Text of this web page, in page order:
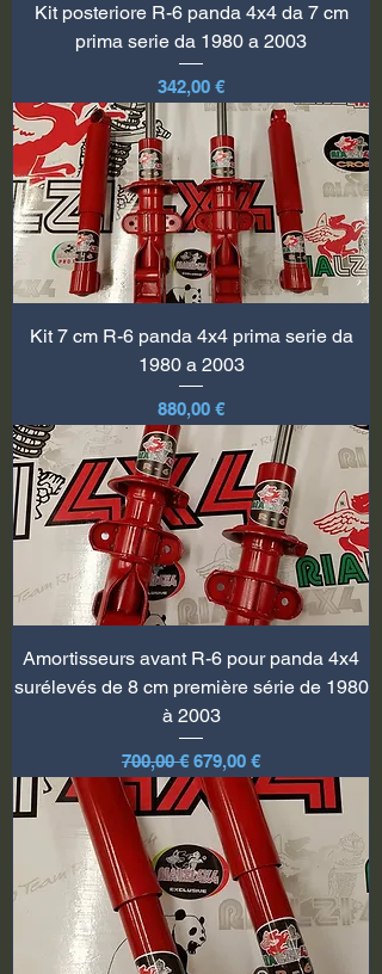
Kit posteriore R-6 panda 4x4 da 7 cm
prima serie da 1980 a 2003
Prix
342,00 €
Kit 7 cm R-6 panda 4x4 prima serie da
1980 a 2003
Prix
880,00 €
Amortisseurs avant R-6 pour panda 4x4
surélevés de 8 cm première série de 1980
à 2003
Prix original
700,00 € Prix promotionnel
679,00 €